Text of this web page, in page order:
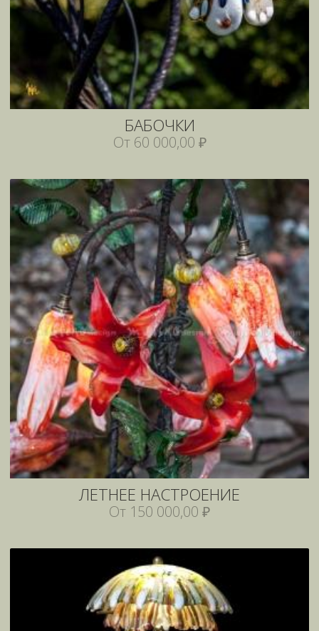
БАБОЧКИ
От 60 000,00 ₽
ЛЕТНЕЕ НАСТРОЕНИЕ
От 150 000,00 ₽